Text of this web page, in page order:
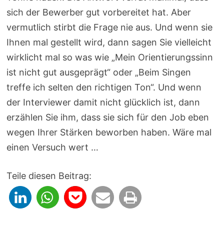
sich der Bewerber gut vorbereitet hat. Aber
vermutlich stirbt die Frage nie aus. Und wenn sie
Ihnen mal gestellt wird, dann sagen Sie vielleicht
wirklicht mal so was wie „Mein Orientierungssinn
ist nicht gut ausgeprägt“ oder „Beim Singen
treffe ich selten den richtigen Ton“. Und wenn
der Interviewer damit nicht glücklich ist, dann
erzählen Sie ihm, dass sie sich für den Job eben
wegen Ihrer Stärken beworben haben. Wäre mal
einen Versuch wert …
Teile diesen Beitrag: